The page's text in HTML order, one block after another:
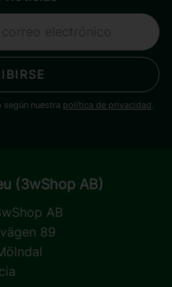
nuestra política de privacidad.
(3wShop AB)
AB
89